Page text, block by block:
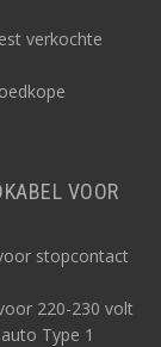
verkochte
VOOR
stopcontact
220-230 volt
Type 1